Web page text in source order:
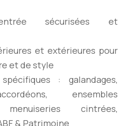
sécurisées et
et extérieures pour
et de style
: galandages,
ensembles
menuiseries cintrées,
& Patrimoine